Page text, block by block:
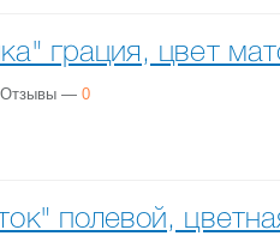
грация, цвет
Отзывы — 0
полевой,